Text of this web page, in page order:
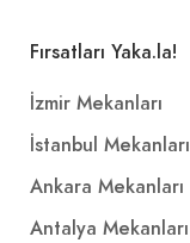
Fırsatları Yaka.la!
İzmir Mekanları
İstanbul Mekanları
Ankara Mekanları
Antalya Mekanları